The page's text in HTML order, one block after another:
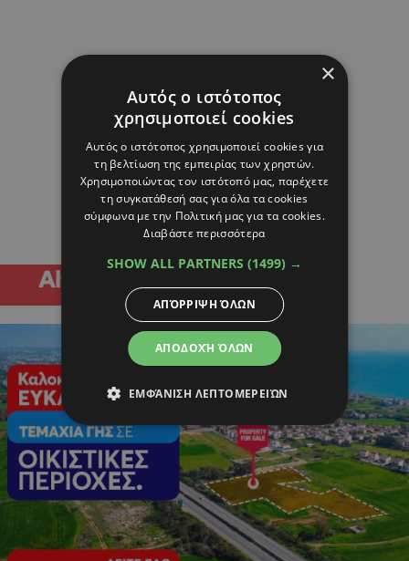
×
Αυτός ο ιστότοπος
χρησιμοποιεί cookies
Αυτός ο ιστότοπος χρησιμοποιεί cookies για
τη βελτίωση της εμπειρίας των χρηστών.
Χρησιμοποιώντας τον ιστότοπό μας, παρέχετε
τη συγκατάθεσή σας για όλα τα cookies
σύμφωνα με την Πολιτική μας για τα cookies.
Διαβάστε περισσότερα
SHOW ALL PARTNERS (1499) →
ΑΠΟΔΟΧΉ ΌΛΩΝ
ΑΠΌΡΡΙΨΗ ΌΛΩΝ
ΕΜΦΆΝΙΣΗ ΛΕΠΤΟΜΕΡΕΙΏΝ